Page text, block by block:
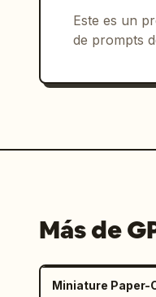
Este es un
de prompts
Más de
Miniature Paper-